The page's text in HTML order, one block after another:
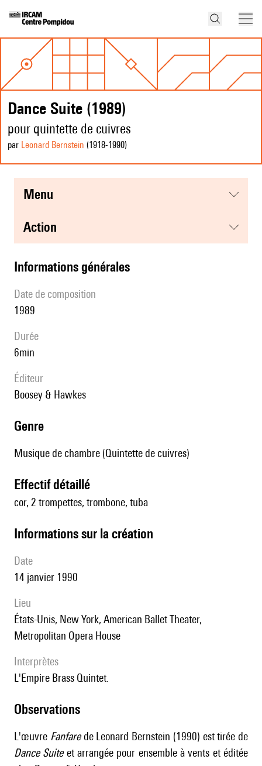
Dance Suite (1989)
pour quintette de cuivres
par Leonard Bernstein (1918-1990)
menu
action
informations générales
date de composition
1989
durée
6min
éditeur
Boosey & Hawkes
genre
Musique de chambre (Quintette de cuivres)
effectif détaillé
cor, 2 trompettes, trombone, tuba
informations sur la création
date
14 janvier 1990
lieu
États-Unis, New York, American Ballet Theater,
Metropolitan Opera House
interprètes
l'Empire Brass Quintet.
observations
L'œuvre Fanfarede Leonard Bernstein (1990) est tirée de
Dance Suiteet arrangée pour ensemble à vents et éditée